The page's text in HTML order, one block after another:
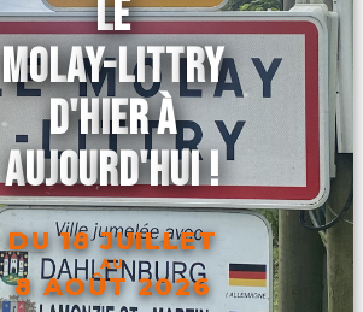
LE
MOLAY-LITTRY
D'HIER À
AUJOURD'HUI !
DU 18 JUILLET
AU
8 AOÛT 2026